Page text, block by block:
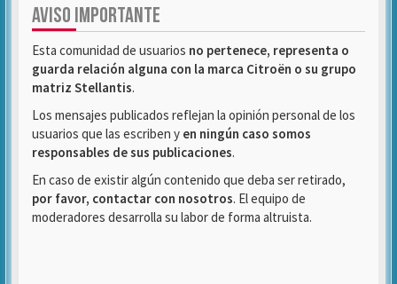
AVISO IMPORTANTE
Esta comunidad de usuarios no pertenece, representa o
guarda relación alguna con la marca Citroën o su grupo
matriz Stellantis.
Los mensajes publicados reflejan la opinión personal de los
usuarios que las escriben y en ningún caso somos
responsables de sus publicaciones.
En caso de existir algún contenido que deba ser retirado,
por favor, contactar con nosotros. El equipo de
moderadores desarrolla su labor de forma altruista.